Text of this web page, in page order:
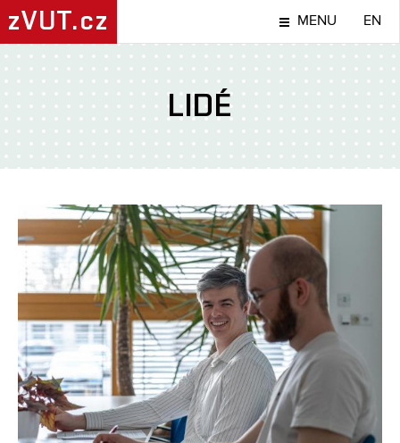
zVUT.cz MENU EN
LIDÉ